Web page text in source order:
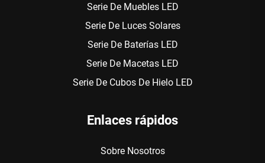
Serie De Muebles LED
Serie De Luces Solares
Serie De Baterías LED
Serie De Macetas LED
Serie De Cubos De Hielo LED
Enlaces rápidos
Sobre Nosotros